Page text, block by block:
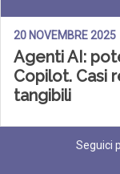
20 NOVEMBRE 2025
Agenti AI:
Copilot. Casi
tangibili
Seguici